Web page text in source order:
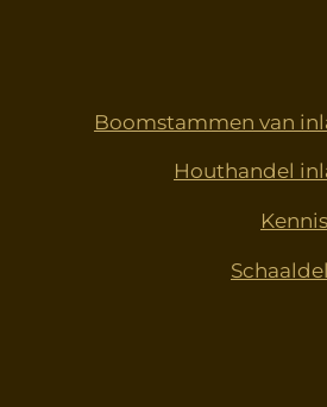
Boomstammen van
Houthandel